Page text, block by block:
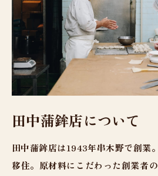
田中蒲鉾店について
田中蒲鉾店は1943年串木野で創業
移住。原材料にこだわった創業者